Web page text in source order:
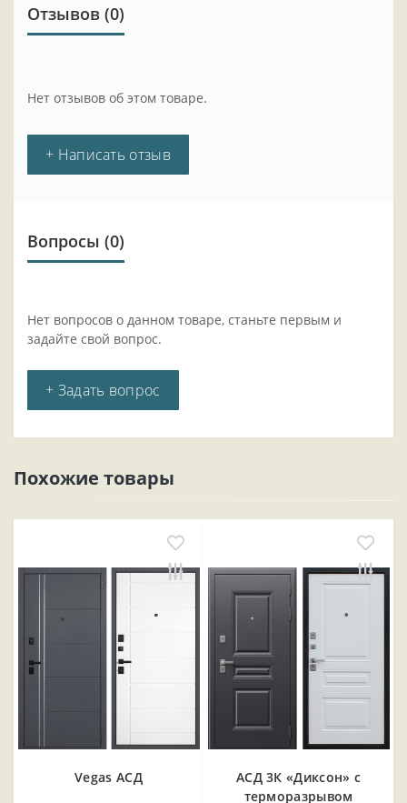
Отзывов (0)
Нет отзывов об этом товаре.
+ Написать отзыв
Вопросы (0)
Нет вопросов о данном товаре, станьте первым и
задайте свой вопрос.
+ Задать вопрос
Похожие товары
Vegas АСД
АСД 3К «Диксон» с
терморазрывом